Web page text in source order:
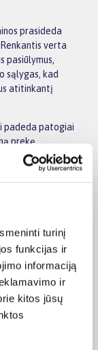
turinį
funkcijas ir
informaciją
ir
kitos jūsų
prasideda
verta
pasiūlymus,
sąlygas, kad
atitinkantį
padeda patogiai
prekę.
patogiai.
nurodytą
prekes